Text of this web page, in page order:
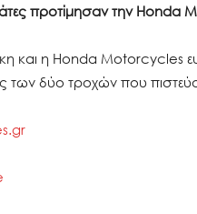
προτίμησαν την Honda
και η Honda Motorcycles
των δύο τροχών που